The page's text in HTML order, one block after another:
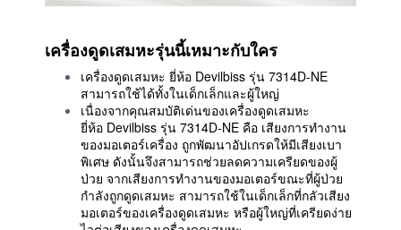
เครื่องดูดเสมหะรุ่นนี้เหมาะกับใคร
เครื่องดูดเสมหะ ยี่ห้อ Devilbiss รุ่น 7314D-NE
สามารถใช้ได้ทั้งในเด็กเล็กและผู้ใหญ่
เนื่องจากคุณสมบัติเด่นของเครื่องดูดเสมหะ
ยี่ห้อ Devilbiss รุ่น 7314D-NE คือ เสียงการทำงาน
ของมอเตอร์เครื่อง ถูกพัฒนาอัปเกรดให้มีเสียงเบา
พิเศษ ดังนั้นจึงสามารถช่วยลดความเครียดของผู้
ป่วย จากเสียงการทำงานของมอเตอร์ขณะที่ผู้ป่วย
กำลังถูกดูดเสมหะ สามารถใช้ในเด็กเล็กที่กลัวเสียง
มอเตอร์ของเครื่องดูดเสมหะ หรือผู้ใหญ่ที่เครียดง่าย